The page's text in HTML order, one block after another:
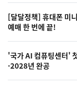
오
늘
의
사
진
[달달정책] 휴대폰 미
예매 한 번에 끝!
'국가 AI 컴퓨팅센터'
·2028년 완공